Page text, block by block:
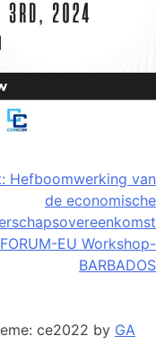
Hefboomwerking van
de economische
EU Workshop-
BARBADOS
ce2022 by GA